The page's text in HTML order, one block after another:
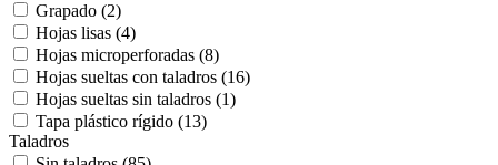
Grapado (2)
Hojas lisas (4)
Hojas microperforadas (8)
Hojas sueltas con taladros (16)
Hojas sueltas sin taladros (1)
Tapa plástico rígido (13)
Taladros